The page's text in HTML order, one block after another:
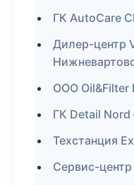
ГК AutoCare
Дилер-центр
ООО Oil&Filter
ГК Detail
Техстанция
Сервис-